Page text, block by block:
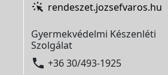
rendeszet.jozsefvaros.hu
Gyermekvédelmi Készenléti
Szolgálat
 +36 30/493-1925